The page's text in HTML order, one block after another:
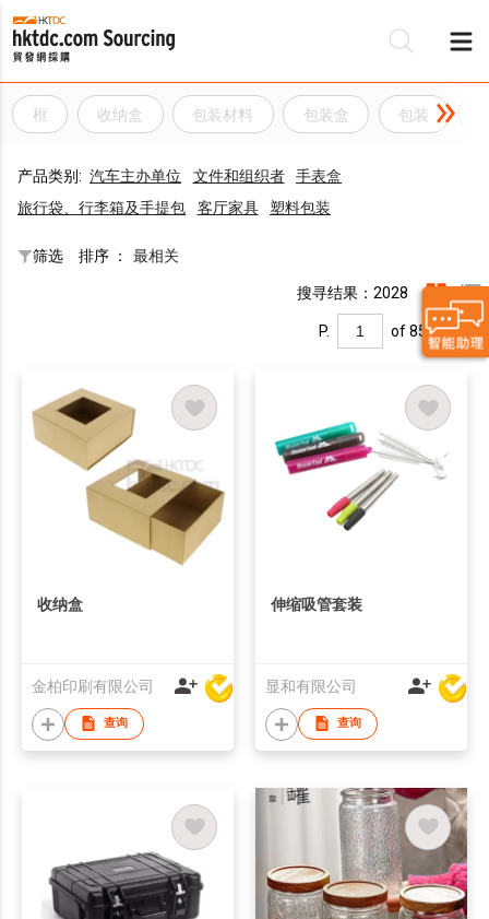
框 收纳盒 包装材料 包装盒 包装
产品类别: 汽车主办单位 文件和组织者
手表盒
旅行袋、行李箱及手提包
客厅家具 塑料包装
筛选 排序 ： 最相关
搜寻结果：2028
P. of 85
收纳盒
金柏印刷有限公司
查询
伸缩吸管套装
显和有限公司
查询